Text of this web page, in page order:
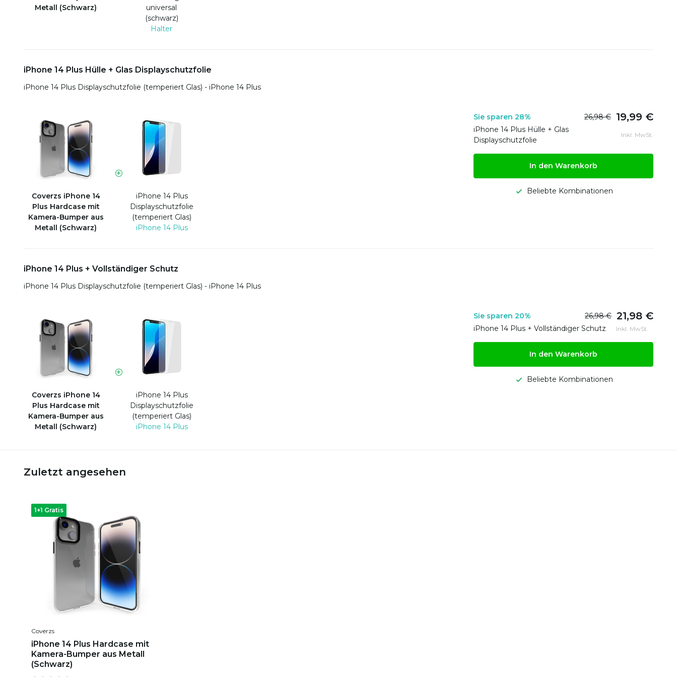
Metall (Schwarz)
universal
(schwarz)
Halter
iPhone 14 Plus Hülle + Glas Displayschutzfolie
iPhone 14 Plus Displayschutzfolie (temperiert Glas) - iPhone 14 Plus
Coverzs iPhone 14
Plus Hardcase mit
Kamera-Bumper aus
Metall (Schwarz)
iPhone 14 Plus
Displayschutzfolie
(temperiert Glas)
iPhone 14 Plus
Sie sparen 28% 26,98 € 19,99 €
iPhone 14 Plus Hülle + Glas
Displayschutzfolie
Inkl. MwSt.
In den Warenkorb
Beliebte Kombinationen
iPhone 14 Plus + Vollständiger Schutz
iPhone 14 Plus Displayschutzfolie (temperiert Glas) - iPhone 14 Plus
Coverzs iPhone 14
Plus Hardcase mit
Kamera-Bumper aus
Metall (Schwarz)
iPhone 14 Plus
Displayschutzfolie
(temperiert Glas)
iPhone 14 Plus
Sie sparen 20% 26,98 € 21,98 €
iPhone 14 Plus + Vollständiger Schutz Inkl. MwSt.
In den Warenkorb
Beliebte Kombinationen
Zuletzt angesehen
1+1 Gratis
Coverzs
iPhone 14 Plus Hardcase mit
Kamera-Bumper aus Metall
(Schwarz)